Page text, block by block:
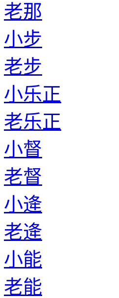
老那
小步
老步
小乐正
老乐正
小督
老督
小逄
老逄
小能
老能